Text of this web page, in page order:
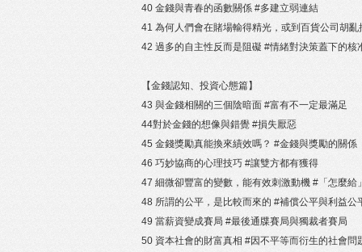
40 金錢與青春的函數關係 #多建立弱連結
41 為何人們會在賭場輸得精光，或到百貨公司胡
42 過多的自主性反而是阻礙 #情緒對決策蓋下的核
【金錢認知、投資心態篇】
43 與金錢相關的三個陰暗面 #富有不一定最滿足
44對於金錢的想像與錯覺 #損失厭惡
45 金錢獎勵真能換來績效嗎？ #金錢與獎勵的關係
46 巧妙協商的心理技巧 #讓雙方都有獲得
47 細微卻豐富的變數，能有效刺激動機 #「怎麼給
48 所謂的公平，是比較而來的 #補償公平與利益公
49 當薪資變成賽局 #最後通牒賽局與獨裁者賽局
50 資本社會的財富真相 #因不平等而衍生的社會問